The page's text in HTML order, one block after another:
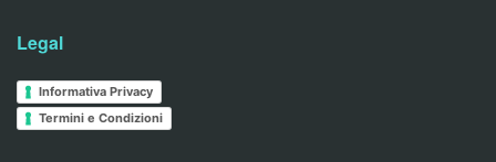
Legal
Informativa Privacy
Termini e Condizioni